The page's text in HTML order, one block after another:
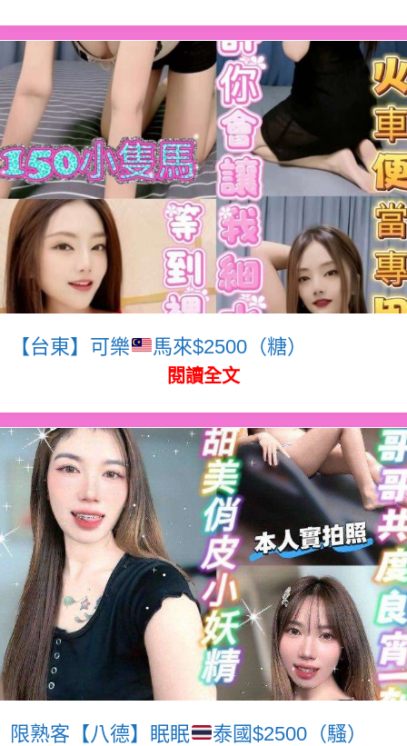
【台東】可樂 馬來$2500（糖）
閱讀全文
限熟客【八德】眠眠 泰國$2500（騷）